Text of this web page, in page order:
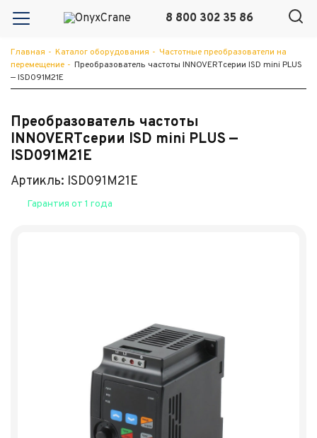
8 800 302 35 86
Главная - Каталог оборудования - Частотные преобразователи на
перемещение - Преобразователь частоты INNOVERTсерии ISD mini PLUS
— ISD091M21E
Преобразователь частоты
INNOVERTсерии ISD mini PLUS —
ISD091M21E
Артикль: ISD091M21E
Гарантия от 1 года